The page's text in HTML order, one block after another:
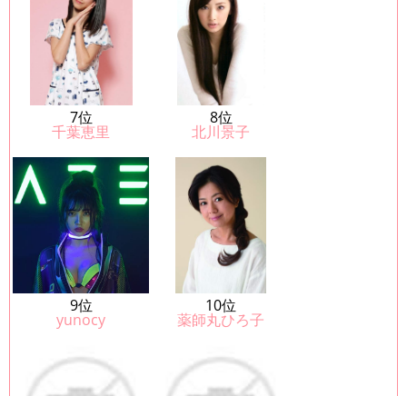
7位
千葉恵里
8位
北川景子
9位
yunocy
10位
薬師丸ひろ子